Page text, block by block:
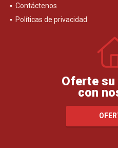
Contáctenos
Políticas de privacidad
Oferte su
con